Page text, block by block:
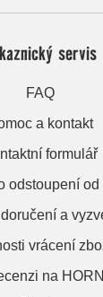
servis
FAQ
a kontakt
formulář
odstoupení
a
vrácení
na